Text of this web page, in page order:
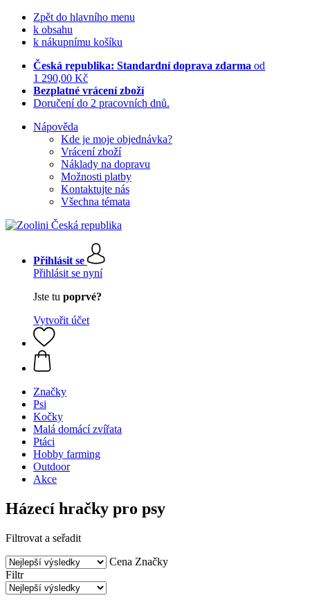
Zpět do hlavního menu
k obsahu
k nákupnímu košíku
Česká republika: Standardní doprava zdarma od
1 290,00 Kč
Bezplatné vrácení zboží
Doručení do 2 pracovních dnů.
Nápověda
Kde je moje objednávka?
Vrácení zboží
Náklady na dopravu
Možnosti platby
Kontaktujte nás
Všechna témata
Přihlásit se
Přihlásit se nyní
Jste tu poprvé?
Vytvořit účet
Značky
Psi
Kočky
Malá domácí zvířata
Ptáci
Hobby farming
Outdoor
Akce
Házecí hračky pro psy
Filtrovat a seřadit
Cena Značky
Filtr